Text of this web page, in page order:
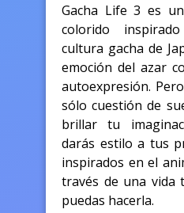
Gacha Life 3 es
colorido
cultura gacha de
emoción del azar
autoexpresión.
sólo cuestión de
brillar tu
darás estilo a tus
inspirados en el
través de una vida
puedas hacerla.